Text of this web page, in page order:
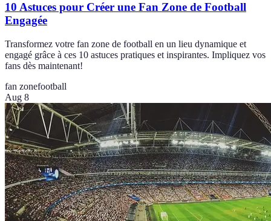
10 Astuces pour Créer une Fan Zone de Football
Engagée
Transformez votre fan zone de football en un lieu dynamique et
engagé grâce à ces 10 astuces pratiques et inspirantes. Impliquez vos
fans dès maintenant!
fan zonefootball
Aug 8